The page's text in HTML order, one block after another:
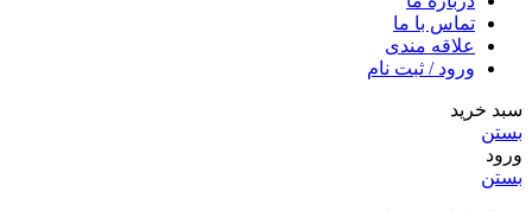
تماس با ما
علاقه مندی
ورود / ثبت نام
سبد خرید
بستن
ورود
بستن